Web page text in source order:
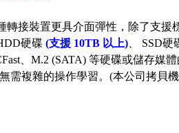
轉接裝置更具介面彈性，除了支援
硬碟 (支援 10TB 以上) 、 SSD
、M.2 (SATA) 等硬碟或儲存媒體
需複雜的操作學習。(本公司拷貝